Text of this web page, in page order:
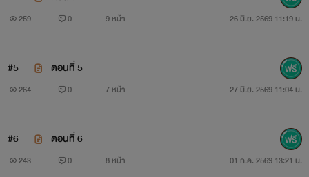
259 0 9 หน้า 26 มิ.ย. 2569 11:19 น.
#5 ตอนที่ 5
264 0 7 หน้า 27 มิ.ย. 2569 11:04 น.
#6 ตอนที่ 6
243 0 8 หน้า 01 ก.ค. 2569 13:21 น.